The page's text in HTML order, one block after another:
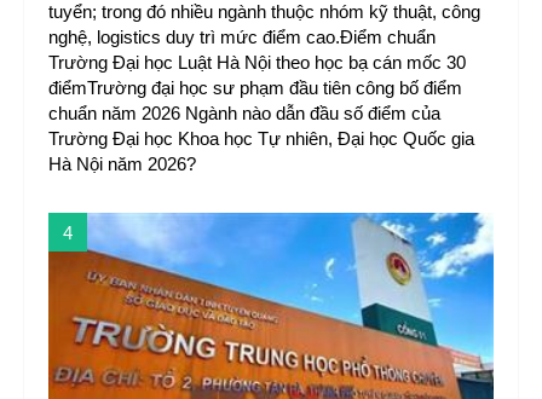
tuyển; trong đó nhiều ngành thuộc nhóm kỹ thuật, công
nghệ, logistics duy trì mức điểm cao.Điểm chuẩn
Trường Đại học Luật Hà Nội theo học bạ cán mốc 30
điểmTrường đại học sư phạm đầu tiên công bố điểm
chuẩn năm 2026 Ngành nào dẫn đầu số điểm của
Trường Đại học Khoa học Tự nhiên, Đại học Quốc gia
Hà Nội năm 2026?
4